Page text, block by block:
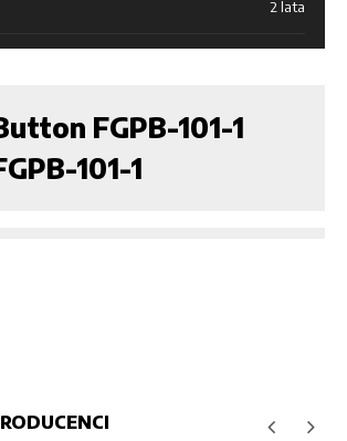
2 lata
FGPB-101-1
101-1